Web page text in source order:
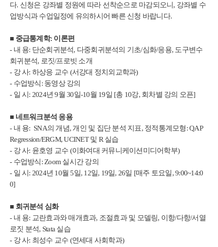
다. 신청은 강좌별 정원에 따라 선착순으로 마감되오니, 강좌별 수
업방식과 수업일정에 유의하시어 빠른 신청 바랍니다.
■ 중급통계학: 이론편
- 내 용: 단순회귀분석, 다중회귀분석의 기초/심화/응용, 도구변수
회귀분석, 로짓/프로빗 소개
- 강 사: 하상응 교수 (서강대 정치외교학과)
- 수업방식: 동영상 강의
- 일 시: 2024년 9월 30일-10월 19일 [총 10강, 회차별 강의 오픈]
■ 네트워크분석 응용
- 내 용: SNA의 개념, 개인 및 집단 분석 지표, 정적통계모형: QAP
Regression/ERGM, UCINET 및 R 실습
- 강 사: 윤호영 교수 (이화여대 커뮤니케이션미디어학부)
- 수업방식: Zoom 실시간 강의
- 일 시: 2024년 10월 5일, 12일, 19일, 26일 [매주 토요일, 9:00~14:0
0]
■ 회귀분석 심화
- 내 용: 교란효과와 매개효과, 조절효과 및 모델링, 이항/다항/서열
로짓 분석, Stata 실습
- 강 사: 최성수 교수 (연세대 사회학과)